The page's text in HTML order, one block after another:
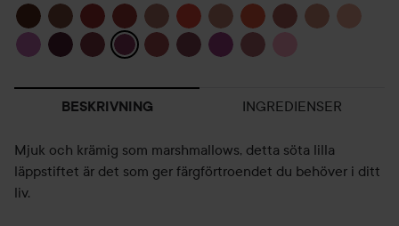
BESKRIVNING INGREDIENSER
Mjuk och krämig som marshmallows, detta söta lilla
läppstiftet är det som ger färgförtroendet du behöver i ditt
liv.